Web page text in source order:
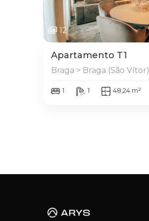
12
Apartamento T1
Braga > Braga (São Vítor)
1 1 48,24 m²